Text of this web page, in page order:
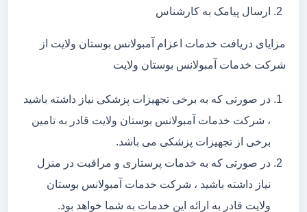
ارسال پیامک به کارشناس
مزایای دریافت خدمات اعزام آمبولانس بوستان ولایت از
شرکت خدمات آمبولانس بوستان ولایت
در صورتی که به برخی تجهیزات پزشکی نیاز داشته باشید
، شرکت خدمات آمبولانس بوستان ولایت قادر به تامین
برخی از تجهیزات پزشکی می باشد.
در صورتی که به خدمات پرستاری و مراقبت در منزل
نیاز داشته باشید ، شرکت خدمات آمبولانس بوستان
ولایت قادر به ارائه این خدمات به شما خواهد بود.